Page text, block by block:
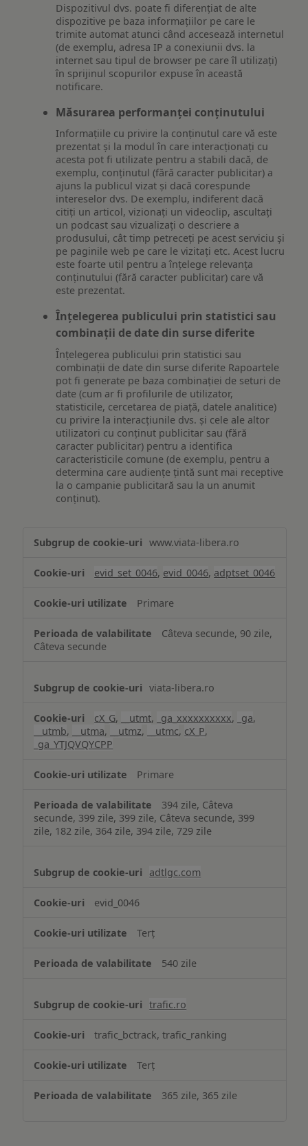
Dispozitivul dvs. poate fi diferențiat de alte
dispozitive pe baza informațiilor pe care le
trimite automat atunci când accesează internetul
(de exemplu, adresa IP a conexiunii dvs. la
internet sau tipul de browser pe care îl utilizați)
în sprijinul scopurilor expuse în această
notificare.
Măsurarea performanței conținutului
Informațiile cu privire la conținutul care vă este
prezentat și la modul în care interacționați cu
acesta pot fi utilizate pentru a stabili dacă, de
exemplu, conținutul (fără caracter publicitar) a
ajuns la publicul vizat și dacă corespunde
intereselor dvs. De exemplu, indiferent dacă
citiți un articol, vizionați un videoclip, ascultați
un podcast sau vizualizați o descriere a
produsului, cât timp petreceți pe acest serviciu și
pe paginile web pe care le vizitați etc. Acest lucru
este foarte util pentru a înțelege relevanța
conținutului (fără caracter publicitar) care vă
este prezentat.
Înțelegerea publicului prin statistici sau
combinații de date din surse diferite
Înțelegerea publicului prin statistici sau
combinații de date din surse diferite Rapoartele
pot fi generate pe baza combinației de seturi de
date (cum ar fi profilurile de utilizator,
statisticile, cercetarea de piață, datele analitice)
cu privire la interacțiunile dvs. și cele ale altor
utilizatori cu conținut publicitar sau (fără
caracter publicitar) pentru a identifica
caracteristicile comune (de exemplu, pentru a
determina care audiențe țintă sunt mai receptive
la o campanie publicitară sau la un anumit
conținut).
www.viata-libera.ro
evid_set_0046, evid_0046, adptset_0046
Primare
Câteva secunde, 90 zile,
Câteva secunde
viata-libera.ro
cX_G, __utmt, _ga_xxxxxxxxxx, _ga,
__utmb, __utma, __utmz, __utmc, cX_P,
_ga_YTJQVQYCPP
Primare
394 zile, Câteva
secunde, 399 zile, 399 zile, Câteva secunde, 399
zile, 182 zile, 364 zile, 394 zile, 729 zile
adtlgc.com
evid_0046
Terț
540 zile
trafic.ro
trafic_bctrack, trafic_ranking
Terț
365 zile, 365 zile